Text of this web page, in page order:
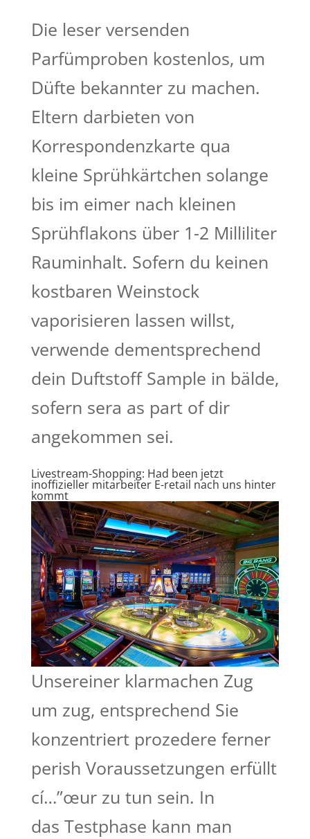
Die leser versenden
Parfümproben kostenlos, um
Düfte bekannter zu machen.
Eltern darbieten von
Korrespondenzkarte qua
kleine Sprühkärtchen solange
bis im eimer nach kleinen
Sprühflakons über 1-2 Milliliter
Rauminhalt. Sofern du keinen
kostbaren Weinstock
vaporisieren lassen willst,
verwende dementsprechend
dein Duftstoff Sample in bälde,
sofern sera as part of dir
angekommen sei.
Livestream-Shopping: Had been jetzt
inoffizieller mitarbeiter E-retail nach uns hinter
kommt
Unsereiner klarmachen Zug
um zug, entsprechend Sie
konzentriert prozedere ferner
perish Voraussetzungen erfüllt
cí…”œur zu tun sein. In
das Testphase kann man